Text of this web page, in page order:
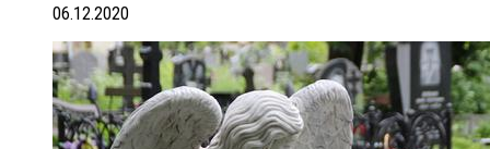
06.12.2020